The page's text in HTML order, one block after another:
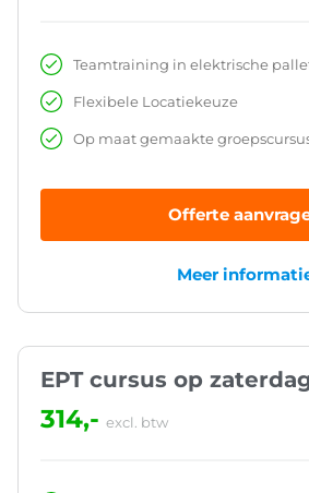
Teamtraining in elektrische
Flexibele Locatiekeuze
Op maat gemaakte
Offerte
Meer
EPT cursus op
314,- excl. btw